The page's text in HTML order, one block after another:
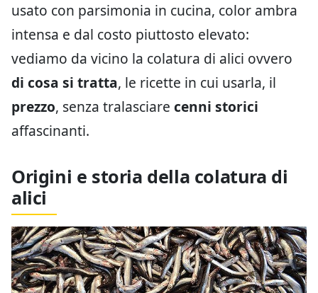
usato con parsimonia in cucina, color ambra
intensa e dal costo piuttosto elevato:
vediamo da vicino la colatura di alici ovvero
di cosa si tratta, le ricette in cui usarla, il
prezzo, senza tralasciare cenni storici
affascinanti.
Origini e storia della colatura di
alici